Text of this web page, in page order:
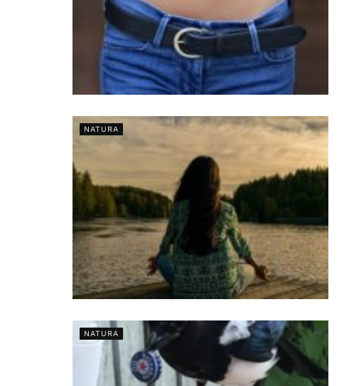
NATURA
NATURA